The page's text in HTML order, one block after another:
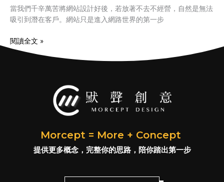
當我們千辛萬苦將網站設計好後，若放著不去不經營，自然是無法
吸引到潛在客戶。網站只是進入網路世界的第一步
營
秘
閱讀全文 »
Morcept = More + Concept
提供更多概念，完整你的思路，陪你踏出第一步